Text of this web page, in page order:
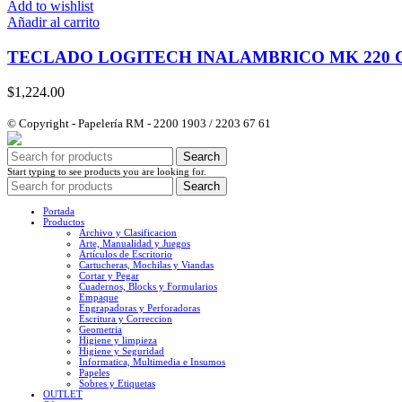
Add to wishlist
Añadir al carrito
TECLADO LOGITECH INALAMBRICO MK 220
$1,224.00
© Copyright - Papelería RM - 2200 1903 / 2203 67 61
Search
Start typing to see products you are looking for.
Search
Portada
Productos
Archivo y Clasificacion
Arte, Manualidad y Juegos
Artículos de Escritorio
Cartucheras, Mochilas y Viandas
Cortar y Pegar
Cuadernos, Blocks y Formularios
Empaque
Engrapadoras y Perforadoras
Escritura y Correccion
Geometria
Higiene y limpieza
Higiene y Seguridad
Informatica, Multimedia e Insumos
Papeles
Sobres y Etiquetas
OUTLET